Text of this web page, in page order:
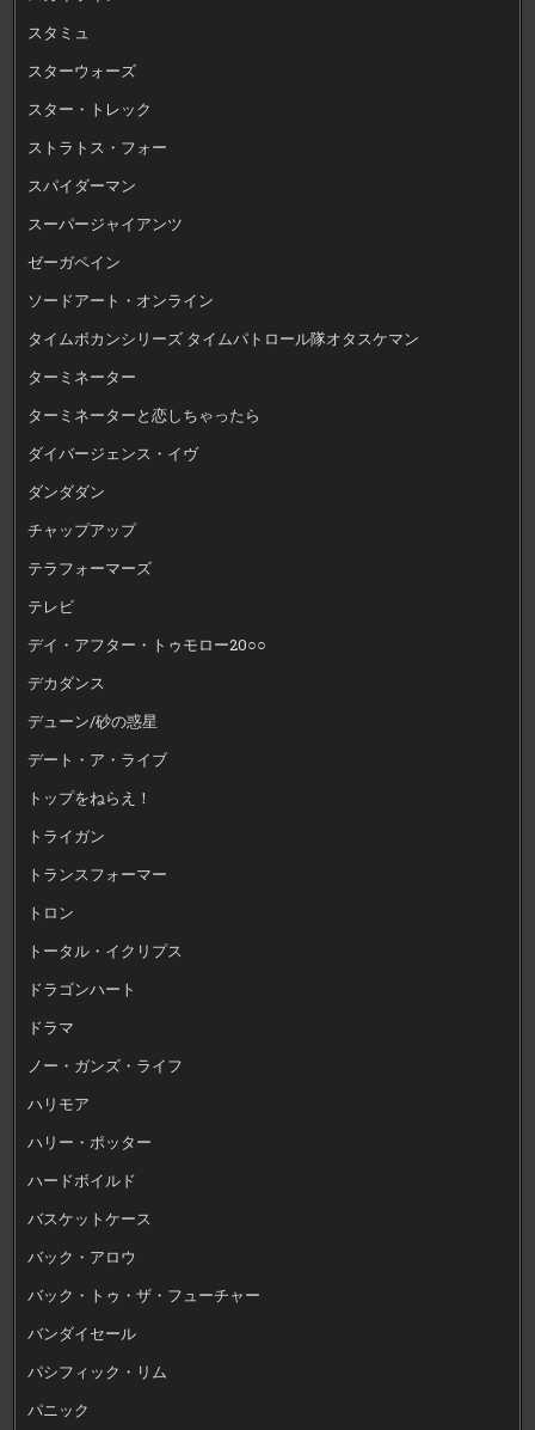
スタミュ
スターウォーズ
スター・トレック
ストラトス・フォー
スパイダーマン
スーパージャイアンツ
ゼーガペイン
ソードアート・オンライン
タイムボカンシリーズ タイムパトロール隊オタスケマン
ターミネーター
ターミネーターと恋しちゃったら
ダイバージェンス・イヴ
ダンダダン
チャップアップ
テラフォーマーズ
テレビ
デイ・アフター・トゥモロー20○○
デカダンス
デューン/砂の惑星
デート・ア・ライブ
トップをねらえ！
トライガン
トランスフォーマー
トロン
トータル・イクリプス
ドラゴンハート
ドラマ
ノー・ガンズ・ライフ
ハリモア
ハリー・ポッター
ハードボイルド
バスケットケース
バック・アロウ
バック・トゥ・ザ・フューチャー
バンダイセール
パシフィック・リム
パニック